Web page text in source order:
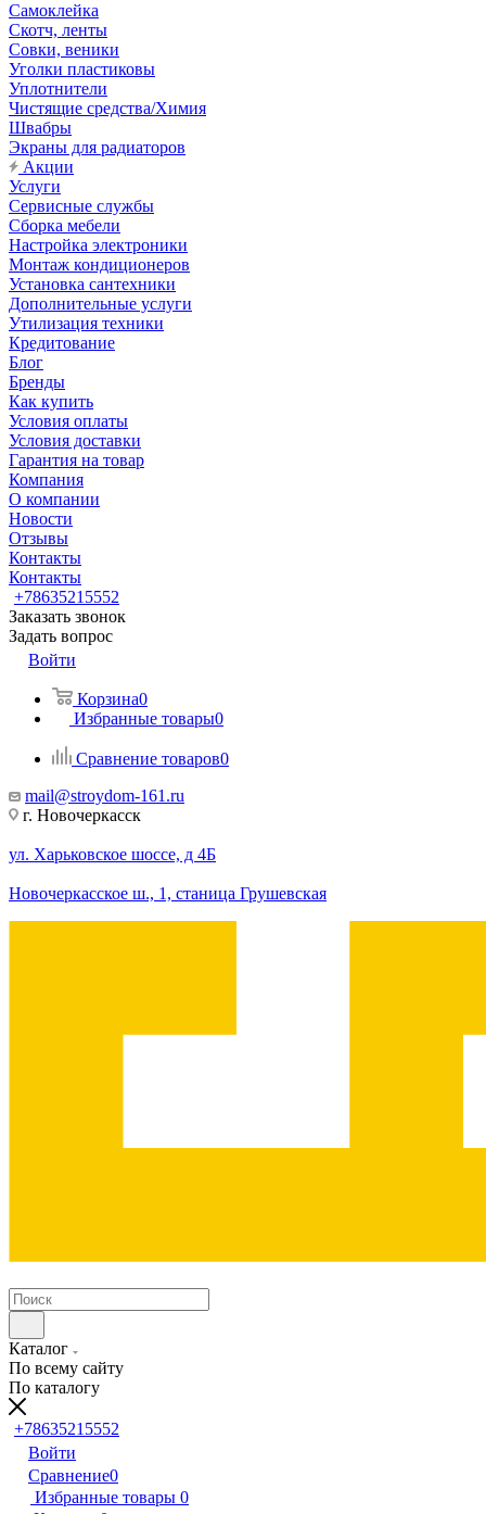
Самоклейка
Скотч, ленты
Совки, веники
Уголки пластиковы
Уплотнители
Чистящие средства/Химия
Швабры
Экраны для радиаторов
Акции
Услуги
Сервисные службы
Сборка мебели
Настройка электроники
Монтаж кондиционеров
Установка сантехники
Дополнительные услуги
Утилизация техники
Кредитование
Блог
Бренды
Как купить
Условия оплаты
Условия доставки
Гарантия на товар
Компания
О компании
Новости
Отзывы
Контакты
Контакты
+78635215552
Заказать звонок
Задать вопрос
Войти
Корзина0
Избранные товары0
Сравнение товаров0
mail@stroydom-161.ru
г. Новочеркасск
ул. Харьковское шоссе, д 4Б
Новочеркасское ш., 1, станица Грушевская
Каталог
По всему сайту
По каталогу
+78635215552
Войти
Сравнение0
Избранные товары 0